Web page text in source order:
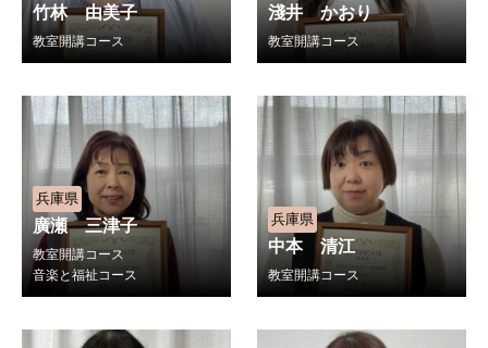
竹林 由美子
教室開講コース
淺井 かおり
教室開講コース
兵庫県
廣瀬 三津子
教室開講コース
音楽と福祉コース
兵庫県
中本 清江
教室開講コース